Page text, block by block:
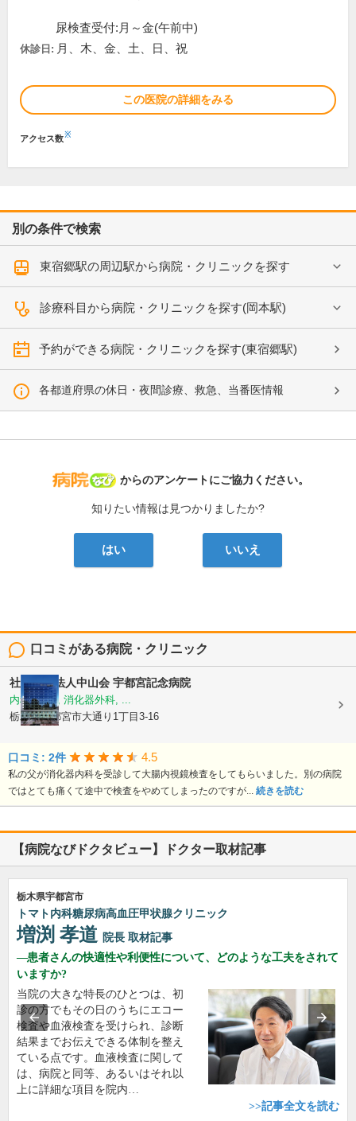
尿検査受付:月～金(午前中)
休診日: 月、木、金、土、日、祝
この医院の詳細をみる
アクセス数※
別の条件で検索
東宿郷駅の周辺駅から病院・クリニックを探す
診療科目から病院・クリニックを探す(岡本駅)
予約ができる病院・クリニックを探す(東宿郷駅)
各都道府県の休日・夜間診療、救急、当番医情報
病院なび
からのアンケートにご協力ください。
知りたい情報は見つかりましたか?
はい いいえ
口コミがある病院・クリニック
社会医療法人中山会 宇都宮記念病院
内科, 外科, 消化器外科, ...
栃木県宇都宮市大通り1丁目3-16
口コミ: 2件 4.5
私の父が消化器内科を受診して大腸内視鏡検査をしてもらいました。別の病院
ではとても痛くて途中で検査をやめてしまったのですが... 続きを読む
【病院なびドクタビュー】ドクター取材記事
栃木県宇都宮市
トマト内科糖尿病高血圧甲状腺クリニック
増渕 孝道 院長 取材記事
患者さんの快適性や利便性について、どのような工夫をされて
いますか?
当院の大きな特長のひとつは、初
診の方でもその日のうちにエコー
検査や血液検査を受けられ、診断
結果までお伝えできる体制を整え
ている点です。血液検査に関して
は、病院と同等、あるいはそれ以
上に詳細な項目を院内…
>>記事全文を読む